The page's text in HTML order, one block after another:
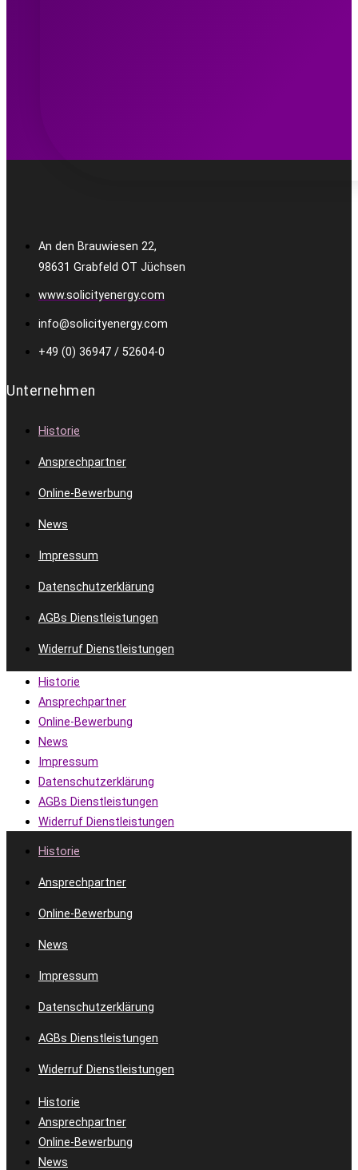
An den Brauwiesen 22,
98631 Grabfeld OT Jüchsen
www.solicityenergy.com
info@solicityenergy.com
+49 (0) 36947 / 52604-0
Unternehmen
Historie
Ansprechpartner
Online-Bewerbung
News
Impressum
Datenschutzerklärung
AGBs Dienstleistungen
Widerruf Dienstleistungen
Historie
Ansprechpartner
Online-Bewerbung
News
Impressum
Datenschutzerklärung
AGBs Dienstleistungen
Widerruf Dienstleistungen
Historie
Ansprechpartner
Online-Bewerbung
News
Impressum
Datenschutzerklärung
AGBs Dienstleistungen
Widerruf Dienstleistungen
Historie
Ansprechpartner
Online-Bewerbung
News